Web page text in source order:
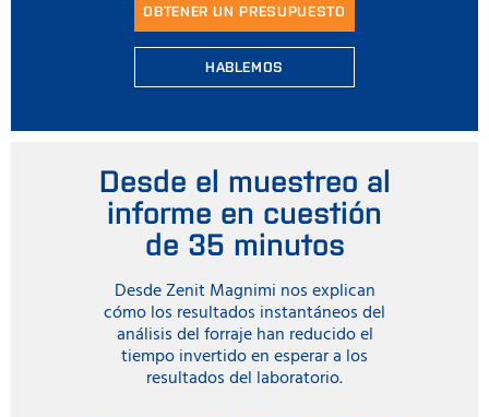
OBTENER UN PRESUPUESTO
HABLEMOS
Desde el muestreo al
informe en cuestión
de 35 minutos
Desde Zenit Magnimi nos explican
cómo los resultados instantáneos del
análisis del forraje han reducido el
tiempo invertido en esperar a los
resultados del laboratorio.